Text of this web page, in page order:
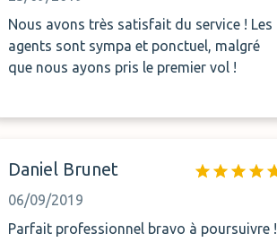
Nous avons très satisfait du service ! Les
agents sont sympa et ponctuel, malgré
que nous ayons pris le premier vol !
Daniel Brunet
06/09/2019
Parfait professionnel bravo à poursuivre !